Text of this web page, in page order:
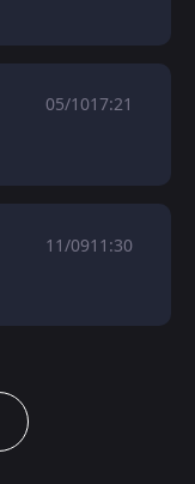
05/1017:21
11/0911:30